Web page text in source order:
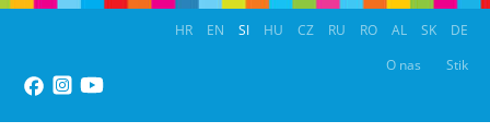
HR EN SI HU CZ RU RO AL SK
DE
O nas
Stik